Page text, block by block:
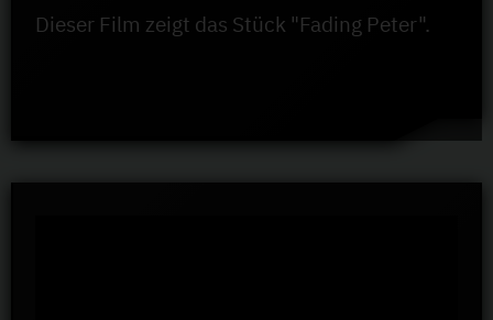
Dieser Film zeigt das Stück "Fading Peter".